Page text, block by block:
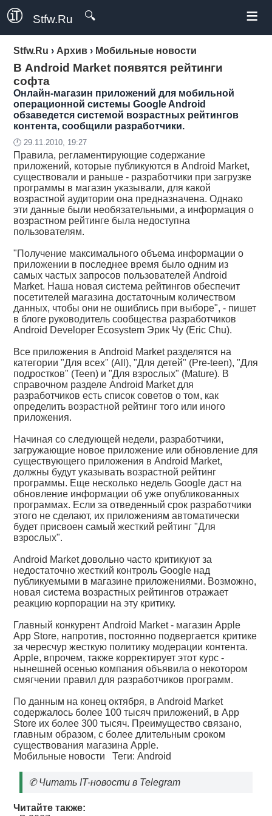
Stfw.Ru 🔍 ≡
Stfw.Ru › Архив › Мобильные новости
В Android Market появятся рейтинги
софта
Онлайн-магазин приложений для мобильной
операционной системы Google Android
обзаведется системой возрастных рейтингов
контента, сообщили разработчики.
🕛 29.11.2010, 19:27
Правила, регламентирующие содержание
приложений, которые публикуются в Android Market,
существовали и раньше - разработчики при загрузке
программы в магазин указывали, для какой
возрастной аудитории она предназначена. Однако
эти данные были необязательными, а информация о
возрастном рейтинге была недоступна
пользователям.
"Получение максимального объема информации о
приложении в последнее время было одним из
самых частых запросов пользователей Android
Market. Наша новая система рейтингов обеспечит
посетителей магазина достаточным количеством
данных, чтобы они не ошиблись при выборе", - пишет
в блоге руководитель сообщества разработчиков
Android Developer Ecosystem Эрик Чу (Eric Chu).
Все приложения в Android Market разделятся на
категории "Для всех" (All), "Для детей" (Pre-teen), "Для
подростков" (Teen) и "Для взрослых" (Mature). В
справочном разделе Android Market для
разработчиков есть список советов о том, как
определить возрастной рейтинг того или иного
приложения.
Начиная со следующей недели, разработчики,
загружающие новое приложение или обновление для
существующего приложения в Android Market,
должны будут указывать возрастной рейтинг
программы. Еще несколько недель Google даст на
обновление информации об уже опубликованных
программах. Если за отведенный срок разработчики
этого не сделают, их приложениям автоматически
будет присвоен самый жесткий рейтинг "Для
взрослых".
Android Market довольно часто критикуют за
недостаточно жесткий контроль Google над
публикуемыми в магазине приложениями. Возможно,
новая система возрастных рейтингов отражает
реакцию корпорации на эту критику.
Главный конкурент Android Market - магазин Apple
App Store, напротив, постоянно подвергается критике
за чересчур жесткую политику модерации контента.
Apple, впрочем, также корректирует этот курс -
нынешней осенью компания объявила о некотором
смягчении правил для разработчиков программ.
По данным на конец октября, в Android Market
содержалось более 100 тысяч приложений, в App
Store их более 300 тысяч. Преимущество связано,
главным образом, с более длительным сроком
существования магазина Apple.
Мобильные новости Теги:Android
✆Читать IT-новости в Telegram
Читайте также: